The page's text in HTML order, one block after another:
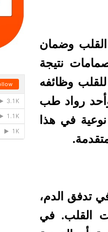
وضمان
نتيجة
وظائفه
رواد طب
في هذا
تدفق الدم،
القلب. في